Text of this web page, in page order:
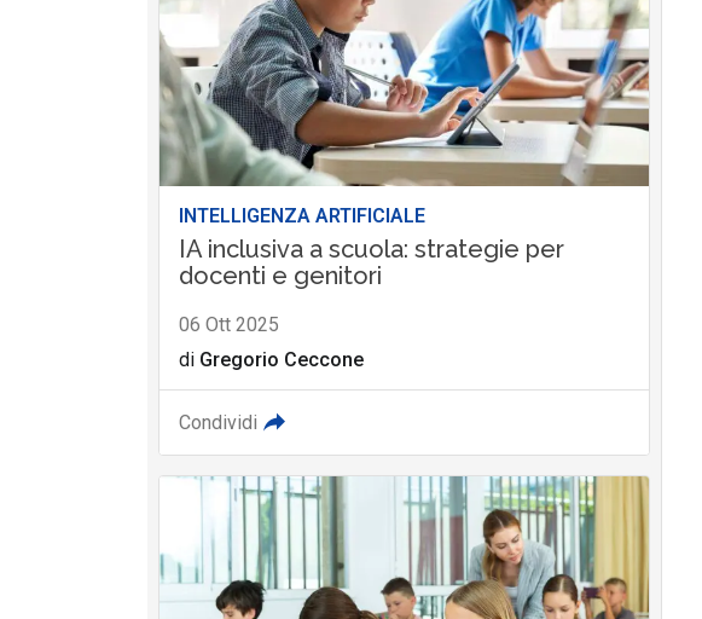
INTELLIGENZA ARTIFICIALE
IA inclusiva a scuola: strategie per
docenti e genitori
06 Ott 2025
di Gregorio Ceccone
Condividi